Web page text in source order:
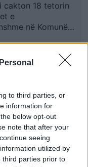
to third parties, or
information for
below opt-out
note that after your
seeing
utilized by
third parties prior to
cakton 18 tetorin
e
në Komunën
të kaluarën në
me Radojçiqin